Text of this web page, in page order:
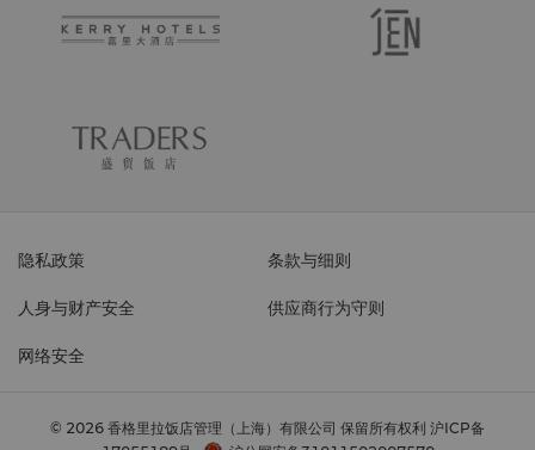
隐私政策 条款与细则
人身与财产安全 供应商行为守则
网络安全
© 2026 香格里拉饭店管理（上海）有限公司 保留所有权利 沪ICP备